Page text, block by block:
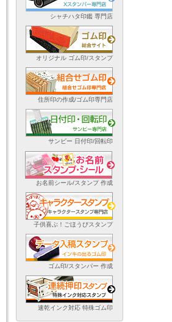
シャチハタ印鑑 専門店
オリジナル ゴム印/スタンプ
住所印の作成/ゴム印専門店
サンビー 日付印/回転印
お名前シール/スタンプ 作成
子供喜ぶ！ごほうびスタンプ
ゴム印/スタンパー 作成
速乾インク対応 特殊ゴム印